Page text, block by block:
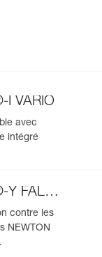
I VARIO
avec
intégré
Y FALL
contre les
NEWTON